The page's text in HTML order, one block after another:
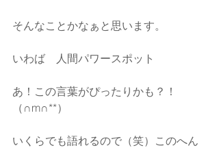
そんなことかなぁと思います。
いわば　人間パワースポット
あ！この言葉がぴったりかも？！
（∩m∩**）
いくらでも語れるので（笑）このへん